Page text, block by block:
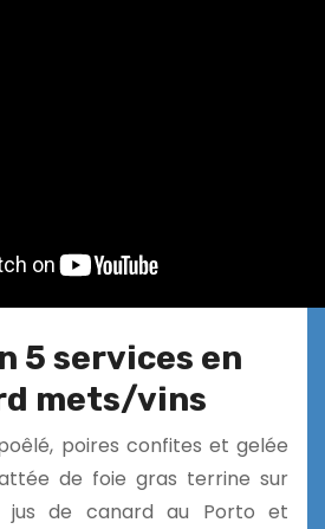
5 services en
mets/vins
poires confites et gelée
de foie gras terrine sur
jus de canard au Porto et